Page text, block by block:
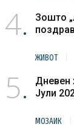
4
Зошто
ЖИВОТ
5
Дневен
Јули
МОЗАИК